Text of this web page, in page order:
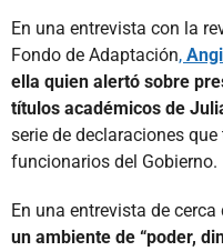
En una entrevista con la
Fondo de Adaptación,
ella quien alertó sobre
títulos académicos de
serie de declaraciones
funcionarios del Gobierno.
En una entrevista de cerca
un ambiente de “poder,